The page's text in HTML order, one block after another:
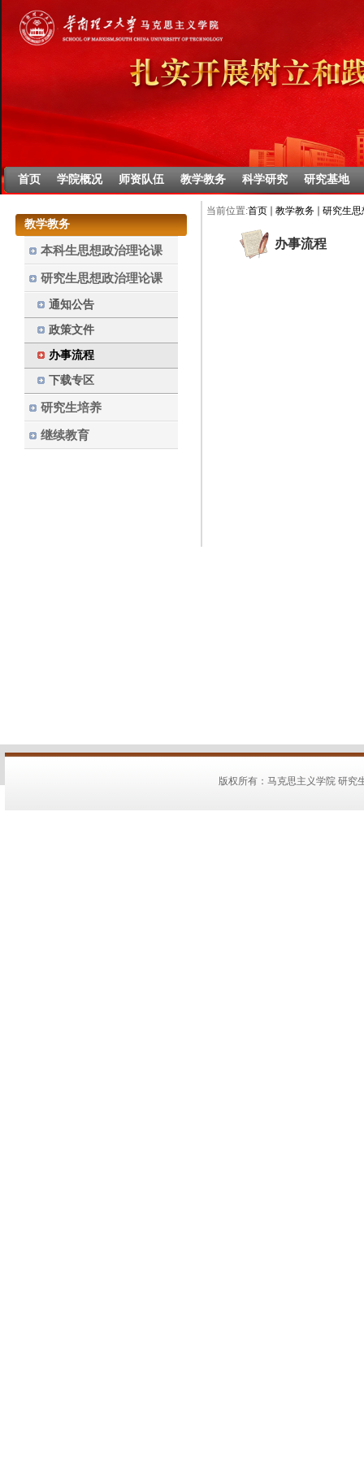
首页 学院概况 师资队伍 教学教务 科学研究 研究基地
教学教务
本科生思想政治理论课
研究生思想政治理论课
通知公告
政策文件
办事流程
下载专区
研究生培养
继续教育
当前位置:首页 教学教务 研究生思
办事流程
版权所有：马克思主义学院 研究